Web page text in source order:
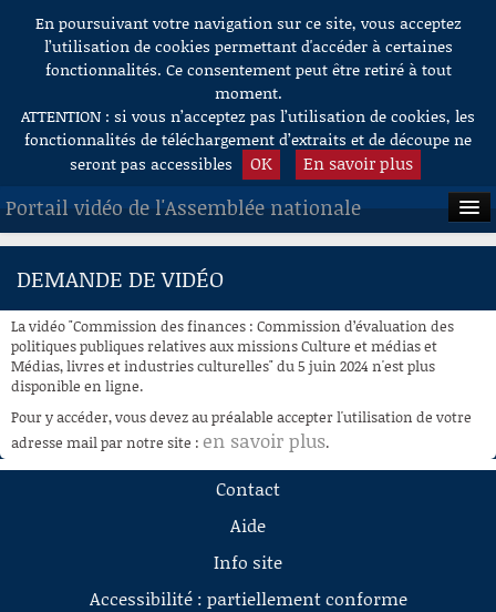
Aller au contenu
En poursuivant votre navigation sur ce site, vous acceptez
l’utilisation de cookies permettant d'accéder à certaines
fonctionnalités. Ce consentement peut être retiré à tout
moment.
ATTENTION : si vous n’acceptez pas l’utilisation de cookies, les
fonctionnalités de téléchargement d’extraits et de découpe ne
seront pas accessibles
OK En savoir plus
Portail vidéo de l'Assemblée nationale
ACCUEIL
À LA DEMANDE
RECHERCHE
AIDE À LA DÉCOUPE
DE VIDÉOS
DEMANDE DE VIDÉO
La vidéo "Commission des finances : Commission d’évaluation des
politiques publiques relatives aux missions Culture et médias et
Médias, livres et industries culturelles" du 5 juin 2024 n'est plus
disponible en ligne.
Pour y accéder, vous devez au préalable accepter l'utilisation de votre
adresse mail par notre site : en savoir plus.
Contact
Aide
Info site
Accessibilité : partiellement conforme